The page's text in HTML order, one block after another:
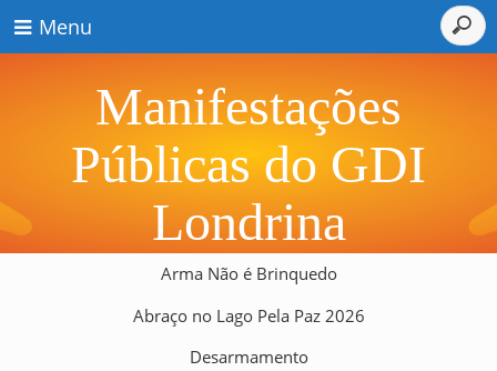
Menu
Manifestações
Públicas do GDI
Londrina
Arma Não é Brinquedo
Abraço no Lago Pela Paz 2026
Desarmamento